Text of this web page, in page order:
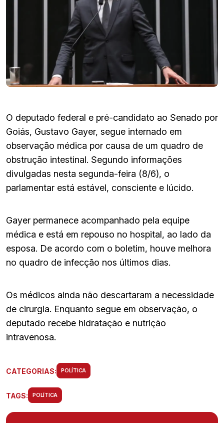
O deputado federal e pré-candidato ao Senado por
Goiás, Gustavo Gayer, segue internado em
observação médica por causa de um quadro de
obstrução intestinal. Segundo informações
divulgadas nesta segunda-feira (8/6), o
parlamentar está estável, consciente e lúcido.
Gayer permanece acompanhado pela equipe
médica e está em repouso no hospital, ao lado da
esposa. De acordo com o boletim, houve melhora
no quadro de infecção nos últimos dias.
Os médicos ainda não descartaram a necessidade
de cirurgia. Enquanto segue em observação, o
deputado recebe hidratação e nutrição
intravenosa.
CATEGORIAS: POLÍTICA
TAGS: POLÍTICA